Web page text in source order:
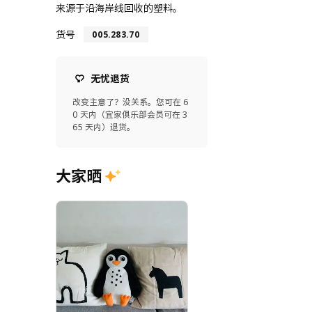
来源于沿海岸线回收的塑料。
货号
005.283.70
无忧退货
改变主意了？没关系。您可在 6
0 天内（宜家俱乐部会员可在 3
65 天内）退货。
大家晒